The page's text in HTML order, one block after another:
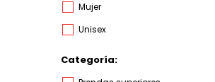
mujer
unisex
Categoría